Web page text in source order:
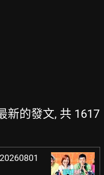
新的發文, 共 1617